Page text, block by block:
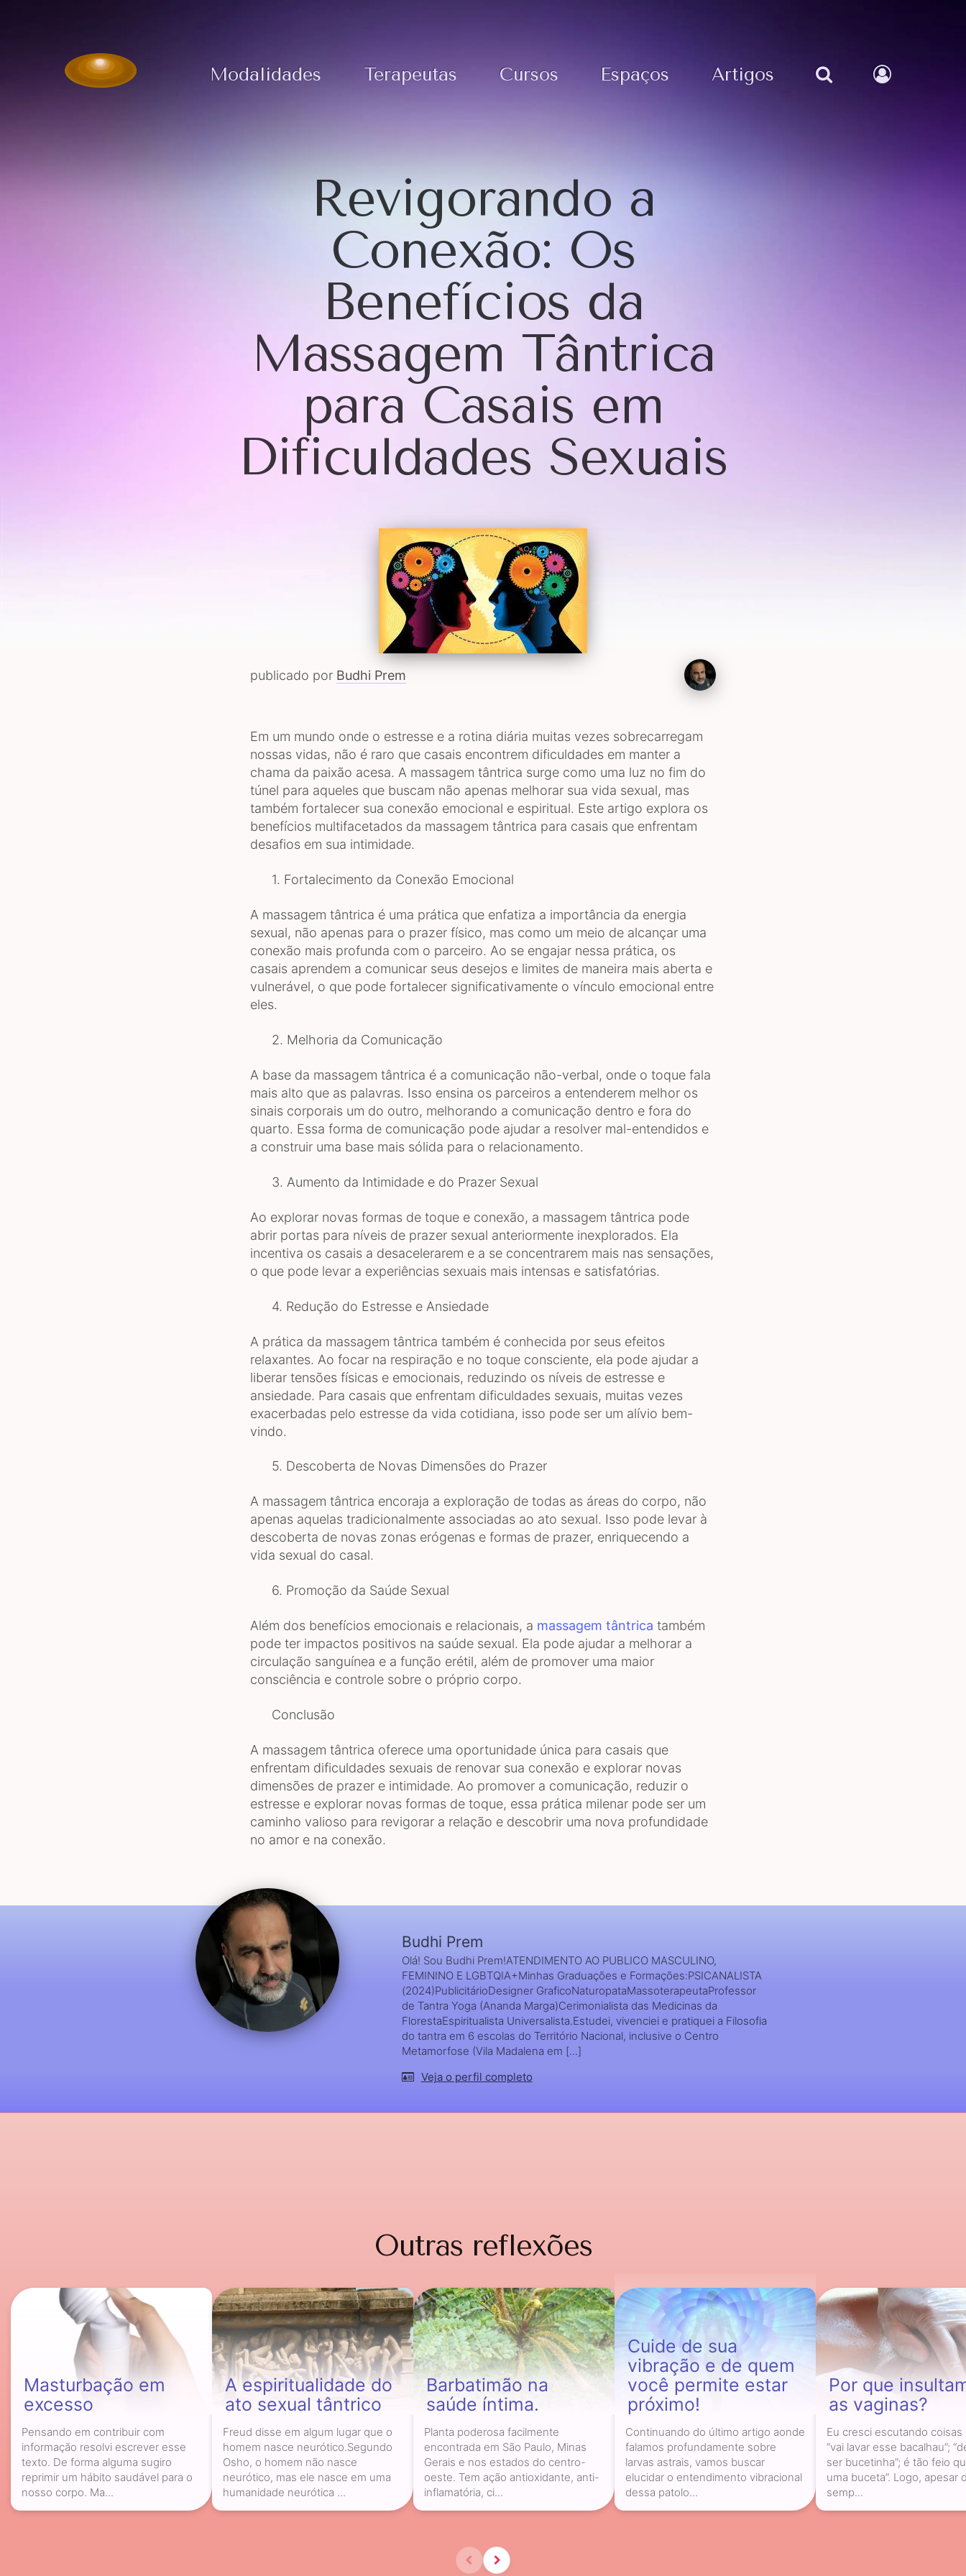
Modalidades Terapeutas Cursos Espaços Artigos
Revigorando a
Conexão: Os
Benefícios da
Massagem Tântrica
para Casais em
Dificuldades Sexuais
publicado por Budhi Prem
Em um mundo onde o estresse e a rotina diária muitas vezes sobrecarregam
nossas vidas, não é raro que casais encontrem dificuldades em manter a
chama da paixão acesa. A massagem tântrica surge como uma luz no fim do
túnel para aqueles que buscam não apenas melhorar sua vida sexual, mas
também fortalecer sua conexão emocional e espiritual. Este artigo explora os
benefícios multifacetados da massagem tântrica para casais que enfrentam
desafios em sua intimidade.
1. Fortalecimento da Conexão Emocional
A massagem tântrica é uma prática que enfatiza a importância da energia
sexual, não apenas para o prazer físico, mas como um meio de alcançar uma
conexão mais profunda com o parceiro. Ao se engajar nessa prática, os
casais aprendem a comunicar seus desejos e limites de maneira mais aberta e
vulnerável, o que pode fortalecer significativamente o vínculo emocional entre
eles.
2. Melhoria da Comunicação
A base da massagem tântrica é a comunicação não-verbal, onde o toque fala
mais alto que as palavras. Isso ensina os parceiros a entenderem melhor os
sinais corporais um do outro, melhorando a comunicação dentro e fora do
quarto. Essa forma de comunicação pode ajudar a resolver mal-entendidos e
a construir uma base mais sólida para o relacionamento.
3. Aumento da Intimidade e do Prazer Sexual
Ao explorar novas formas de toque e conexão, a massagem tântrica pode
abrir portas para níveis de prazer sexual anteriormente inexplorados. Ela
incentiva os casais a desacelerarem e a se concentrarem mais nas sensações,
o que pode levar a experiências sexuais mais intensas e satisfatórias.
4. Redução do Estresse e Ansiedade
A prática da massagem tântrica também é conhecida por seus efeitos
relaxantes. Ao focar na respiração e no toque consciente, ela pode ajudar a
liberar tensões físicas e emocionais, reduzindo os níveis de estresse e
ansiedade. Para casais que enfrentam dificuldades sexuais, muitas vezes
exacerbadas pelo estresse da vida cotidiana, isso pode ser um alívio bem-
vindo.
5. Descoberta de Novas Dimensões do Prazer
A massagem tântrica encoraja a exploração de todas as áreas do corpo, não
apenas aquelas tradicionalmente associadas ao ato sexual. Isso pode levar à
descoberta de novas zonas erógenas e formas de prazer, enriquecendo a
vida sexual do casal.
6. Promoção da Saúde Sexual
Além dos benefícios emocionais e relacionais, a massagem tântrica também
pode ter impactos positivos na saúde sexual. Ela pode ajudar a melhorar a
circulação sanguínea e a função erétil, além de promover uma maior
consciência e controle sobre o próprio corpo.
Conclusão
A massagem tântrica oferece uma oportunidade única para casais que
enfrentam dificuldades sexuais de renovar sua conexão e explorar novas
dimensões de prazer e intimidade. Ao promover a comunicação, reduzir o
estresse e explorar novas formas de toque, essa prática milenar pode ser um
caminho valioso para revigorar a relação e descobrir uma nova profundidade
no amor e na conexão.
Budhi Prem
Olá! Sou Budhi Prem!ATENDIMENTO AO PUBLICO MASCULINO,
FEMININO E LGBTQIA+Minhas Graduações e Formações:PSICANALISTA
(2024)PublicitárioDesigner GraficoNaturopataMassoterapeutaProfessor
de Tantra Yoga (Ananda Marga)Cerimonialista das Medicinas da
FlorestaEspiritualista Universalista.Estudei, vivenciei e pratiquei a Filosofia
do tantra em 6 escolas do Território Nacional, inclusive o Centro
Metamorfose (Vila Madalena em [...]
Veja o perfil completo
Outras reflexões
Masturbação em
excesso
Pensando em contribuir com
informação resolvi escrever esse
texto. De forma alguma sugiro
reprimir um hábito saudável para o
nosso corpo. Ma...
A espiritualidade do
ato sexual tântrico
Freud disse em algum lugar que o
homem nasce neurótico.Segundo
Osho, o homem não nasce
neurótico, mas ele nasce em uma
humanidade neurótica ...
Barbatimão na
saúde íntima.
Planta poderosa facilmente
encontrada em São Paulo, Minas
Gerais e nos estados do centro-
oeste. Tem ação antioxidante, anti-
inflamatória, ci...
Cuide de sua
vibração e de quem
você permite estar
próximo!
Continuando do último artigo aonde
falamos profundamente sobre
larvas astrais, vamos buscar
elucidar o entendimento vibracional
dessa patolo...
Por que
as vaginas?
Eu cresci escutando coisas
“vai lavar esse bacalhau”;
ser bucetinha”; é tão feio
uma buceta”. Logo, apesar
semp...